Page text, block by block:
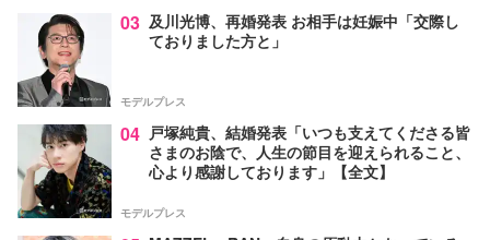
03 及川光博、再婚発表 お相手は妊娠中「交際し
ておりました方と」
モデルプレス
04 戸塚純貴、結婚発表「いつも支えてくださる皆
さまのお陰で、人生の節目を迎えられること、
心より感謝しております」【全文】
モデルプレス